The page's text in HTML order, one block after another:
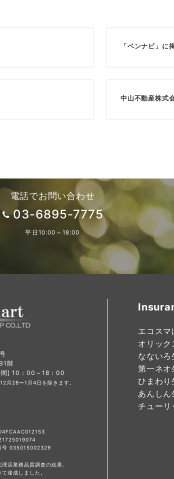
「ベンナビ」に
中山不動産株式
電話でお問い合わせ
03-6895-7775
平日10:00～18:00
エコスマ
オリッ
なない
第一ネオ
ひまわ
あんし
チュー
階
] 10：00～18：00
月28〜1月4日を除きます。
号 035015002329
店業務品質調査の結果、
達成しました。